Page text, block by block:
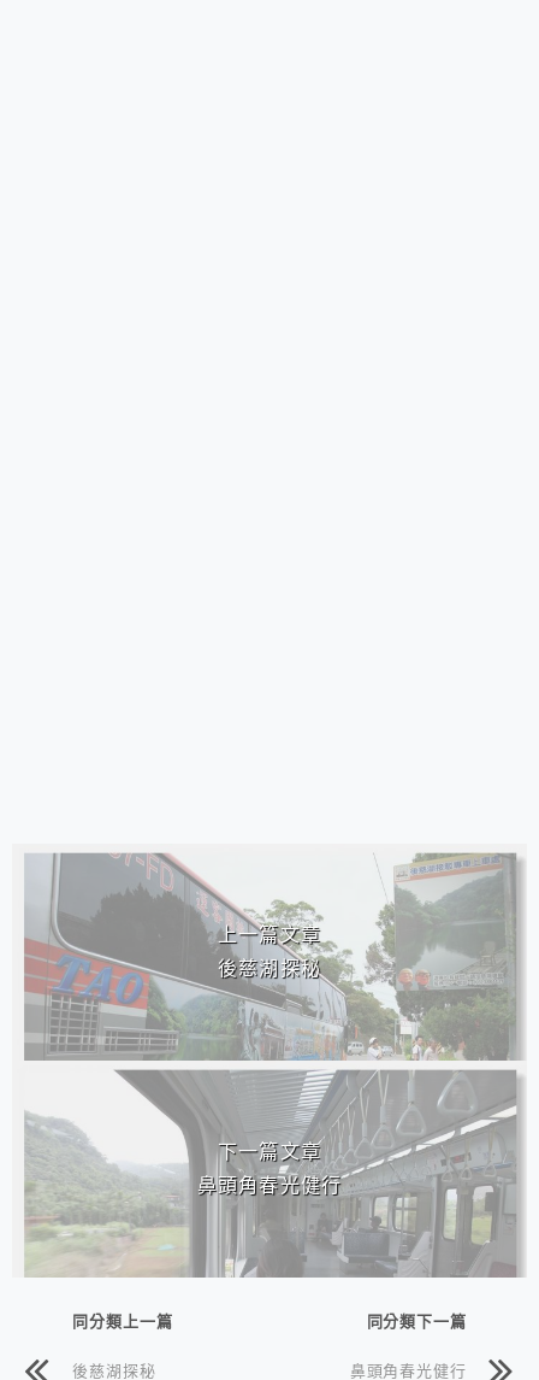
相連文章
上一篇文章
後慈湖探秘
下一篇文章
鼻頭角春光健行
同分類上一篇
後慈湖探秘
同分類下一篇
鼻頭角春光健行